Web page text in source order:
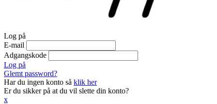
Log på
E-mail
Adgangskode
Log på
Glemt password?
Har du ingen konto så klik her
Er du sikker på at du vil slette din konto?
x